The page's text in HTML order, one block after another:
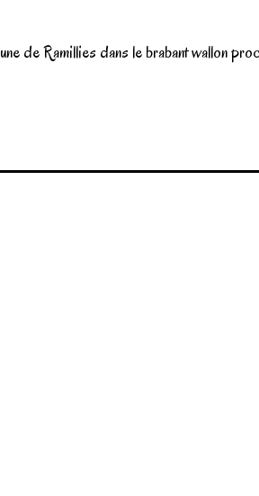
de Ramillies dans le brabant wallon